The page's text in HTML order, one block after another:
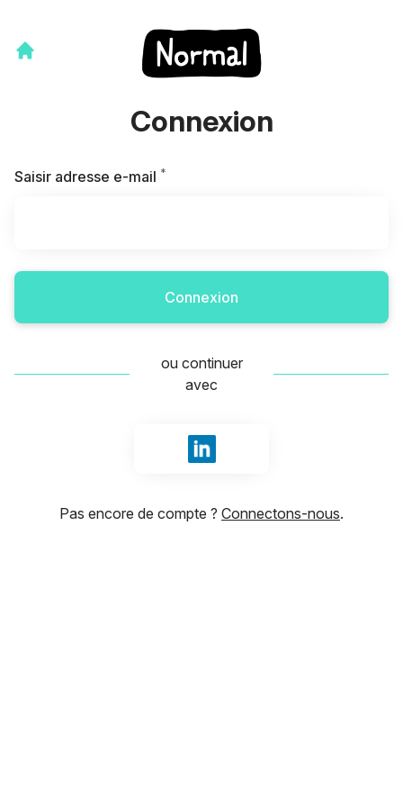
Connexion
Saisir adresse e-mail *
Connexion
ou continuer
avec
Se connecter avec LinkedIn
Pas encore de compte ? Connectons-nous.